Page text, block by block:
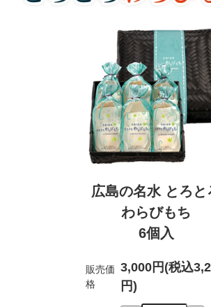
広島の名水 とろと
わらびもち
6個入
販売価
格
3,000円(税込
円)